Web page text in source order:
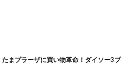
たまプラーザに買い物革命！ダイソー3ブ